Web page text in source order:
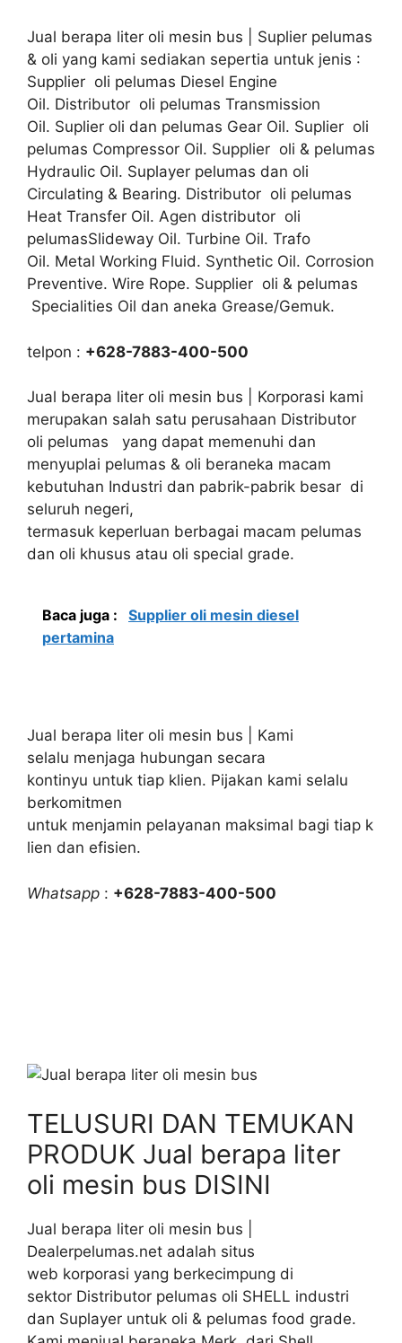
Jual berapa liter oli mesin bus | Suplier pelumas
& oli yang kami sediakan sepertia untuk jenis :
Supplier oli pelumas Diesel Engine
Oil. Distributor oli pelumas Transmission
Oil. Suplier oli dan pelumas Gear Oil. Suplier oli
pelumas Compressor Oil. Supplier oli & pelumas
Hydraulic Oil. Suplayer pelumas dan oli
Circulating & Bearing. Distributor oli pelumas
Heat Transfer Oil. Agen distributor oli
pelumasSlideway Oil. Turbine Oil. Trafo
Oil. Metal Working Fluid. Synthetic Oil. Corrosion
Preventive. Wire Rope. Supplier oli & pelumas
Specialities Oil dan aneka Grease/Gemuk.
telpon : +628-7883-400-500
Jual berapa liter oli mesin bus | Korporasi kami
merupakan salah satu perusahaan Distributor
oli pelumas yang dapat memenuhi dan
menyuplai pelumas & oli beraneka macam
kebutuhan Industri dan pabrik-pabrik besar di
seluruh negeri,
termasuk keperluan berbagai macam pelumas
dan oli khusus atau oli special grade.
Baca juga :
Supplier oli mesin diesel
pertamina
Jual berapa liter oli mesin bus | Kami
selalu menjaga hubungan secara
kontinyu untuk tiap klien. Pijakan kami selalu
berkomitmen
untuk menjamin pelayanan maksimal bagi tiap k
lien dan efisien.
Whatsapp : +628-7883-400-500
TELUSURI DAN TEMUKAN
PRODUK Jual berapa liter
oli mesin bus DISINI
Jual berapa liter oli mesin bus |
Dealerpelumas.net adalah situs
web korporasi yang berkecimpung di
sektor Distributor pelumas oli SHELL industri
dan Suplayer untuk oli & pelumas food grade.